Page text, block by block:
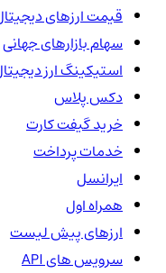
قیمت ارزهای دیجیتال
سهام بازارهای جهانی
استیکینگ ارز دیجیتال
دکس پلاس
خرید گیفت کارت
خدمات پرداخت
ایرانسل
همراه اول
ارزهای پیش لیست
سرویس های API